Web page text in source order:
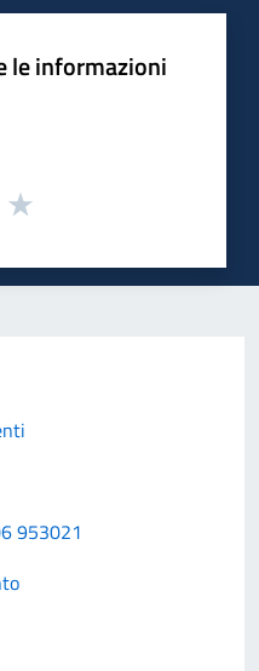
le informazioni
953021